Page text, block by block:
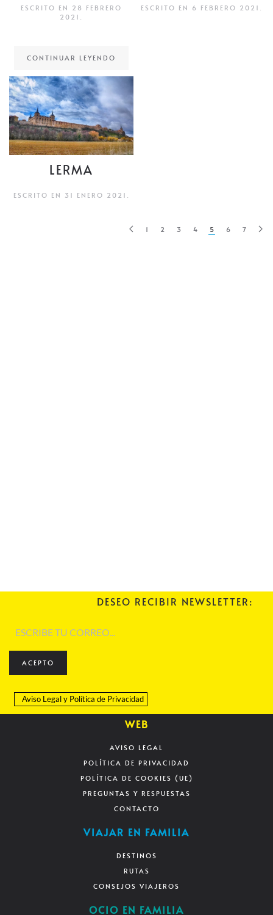
ESCRITO EN 28 FEBRERO
2021
CONTINUAR LEYENDO
ESCRITO EN 6 FEBRERO 2021
LERMA
ESCRITO EN 31 ENERO 2021
1 2 3 4 5 6 7
DESEO RECIBIR NEWSLETTER:
ACEPTO
Aviso Legaly Política de Privacidad
WEB
AVISO LEGAL
POLÍTICA DE PRIVACIDAD
POLÍTICA DE COOKIES (UE)
PREGUNTAS Y RESPUESTAS
CONTACTO
VIAJAR EN FAMILIA
DESTINOS
RUTAS
CONSEJOS VIAJEROS
OCIO EN FAMILIA